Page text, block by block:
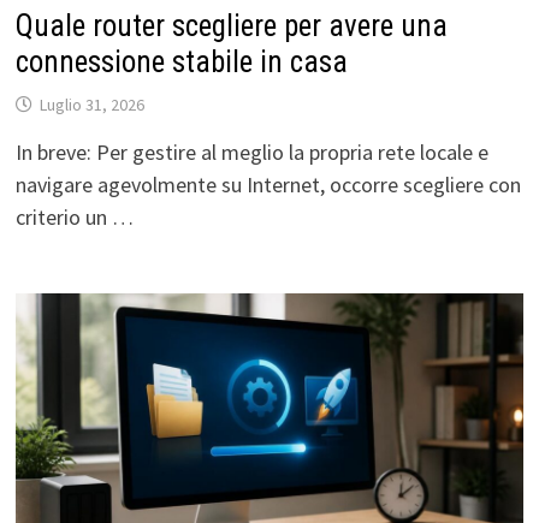
Quale router scegliere per avere una
connessione stabile in casa
Luglio 31, 2026
In breve: Per gestire al meglio la propria rete locale e
navigare agevolmente su Internet, occorre scegliere con
criterio un …